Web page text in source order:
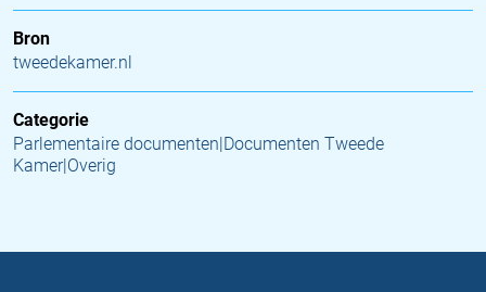
Bron
tweedekamer.nl
Categorie
Parlementaire documenten|Documenten Tweede
Kamer|Overig